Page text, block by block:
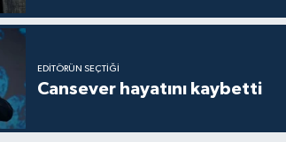
EDITÖRÜN SEÇTIĞI
Cansever hayatını kaybetti